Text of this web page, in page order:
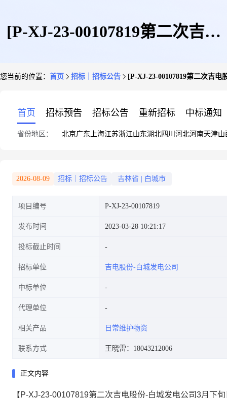
[P-XJ-23-00107819第二次吉电
您当前的位置： 首页 招标｜招标公告 [P-XJ-23-00107819第二次吉
首页 招标预告 招标公告 重新招标 中标通知
省份地区： 北京广东 上海江苏浙江山东湖北四川 河北河南天津山
2026-08-09 招标｜招标公告 吉林省 白城市
项目编号 P-XJ-23-00107819
发布时间 2023-03-28 10:21:17
投标截止时间
招标单位 吉电股份-白城发电公司
中标单位
代理单位
相关产品 日常维护物资
联系方式 王晓雷：18043212006
正文内容
【P-XJ-23-00107819第二次吉电股份-白城发电公司3月下